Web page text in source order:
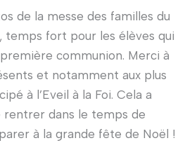
de la messe des familles du
temps fort pour les élèves qui
communion. Merci à
et notamment aux plus
à l’Eveil à la Foi. Cela a
rentrer dans le temps de
à la grande fête de Noël !